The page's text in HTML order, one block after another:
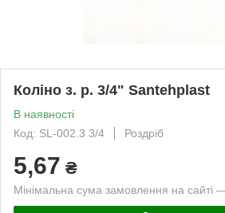
Коліно з. р. 3/4" Santehplast
В наявності
Код: SL-002.3 3/4
Роздріб
5,67 ₴
Мінімальна сума замовлення на сайті